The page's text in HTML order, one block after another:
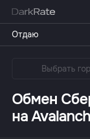
Отдаю
Выбрать
Обмен
на